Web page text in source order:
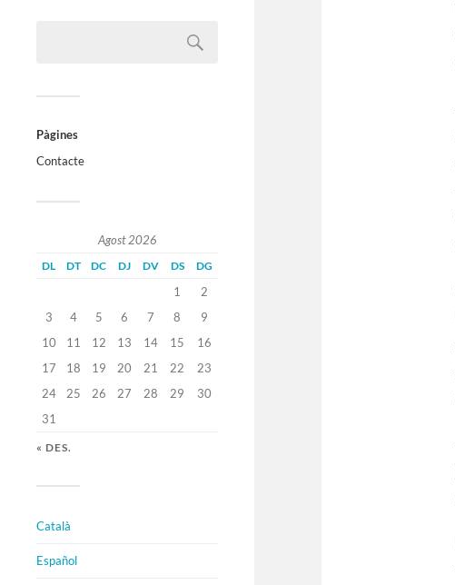
Pàgines
Contacte
Agost 2026
DL DT DC DJ DV DS DG
1
2
3
4 5 6 7 8
9
10
11 12 13 14 15
16
17
18 19 20 21 22
23
24
25 26 27 28 29
30
31
« DES.
Català
Español